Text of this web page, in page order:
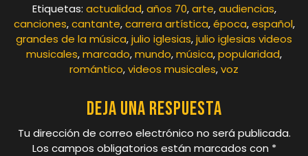
Etiquetas: actualidad,años 70,arte,audiencias,
canciones,cantante,carrera artística,época,español,
grandes de la música,julio iglesias,julio iglesias videos
musicales,marcado,mundo,música,popularidad,
romántico,videos musicales,voz
Deja una respuesta
Tu dirección de correo electrónico no será publicada.
Los campos obligatorios están marcados con *